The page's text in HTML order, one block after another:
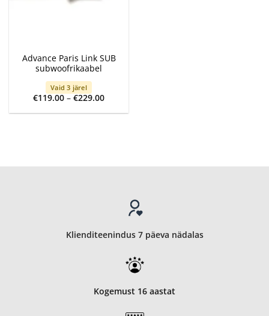
Advance Paris Link SUB
subwoofrikaabel
Vaid 3 järel
€119.00 – €229.00Price
€119.00
Klienditeenindus 7 päeva nädalas
Kogemust 16 aastat